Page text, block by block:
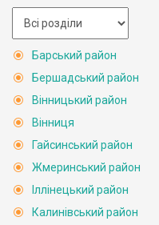
Барський район
Бершадський район
Вінницький район
Вінниця
Гайсинський район
Жмеринський район
Іллінецький район
Калинівський район